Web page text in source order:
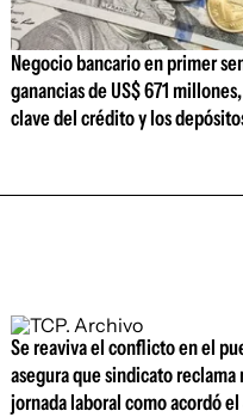
Negocio bancario en primer
ganancias de US$ 671
clave del crédito y los
Se reaviva el conflicto en el
asegura que sindicato
jornada laboral como acordó el